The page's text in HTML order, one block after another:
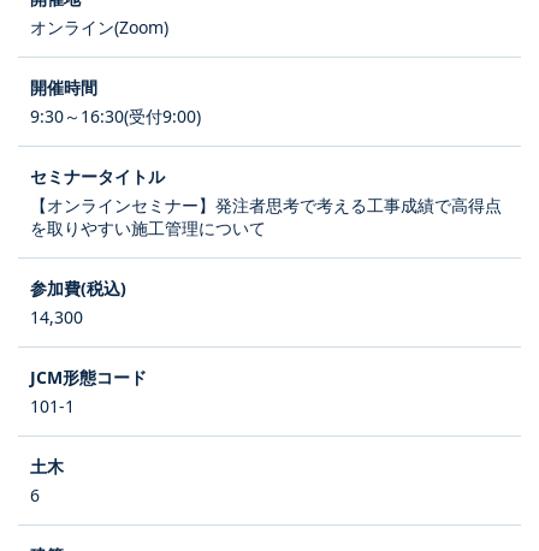
オンライン(Zoom)
9:30～16:30(受付9:00)
【オンラインセミナー】発注者思考で考える工事成績で高得点
を取りやすい施工管理について
14,300
101-1
6